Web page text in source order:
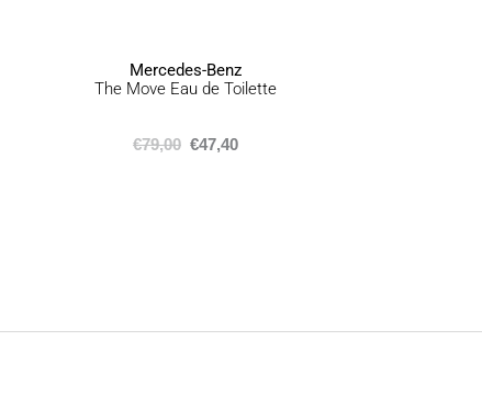
Mercedes-Benz
The Move Eau de Toilette
€79,00 €47,40